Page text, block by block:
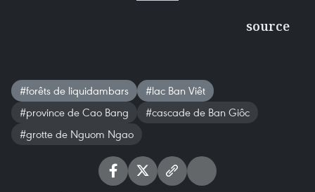
source
#forêts de liquidambars
#lac Ban Viêt
#province de Cao Bang
#cascade de Ban Giôc
#grotte de Nguom Ngao